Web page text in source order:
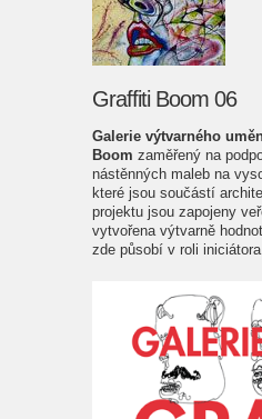
Graffiti Boom 06
Galerie výtvarného
Boom zaměřený na
nástěnných maleb na
které jsou součástí
projektu jsou zapojeny
vytvořena výtvarně
zde působí v roli